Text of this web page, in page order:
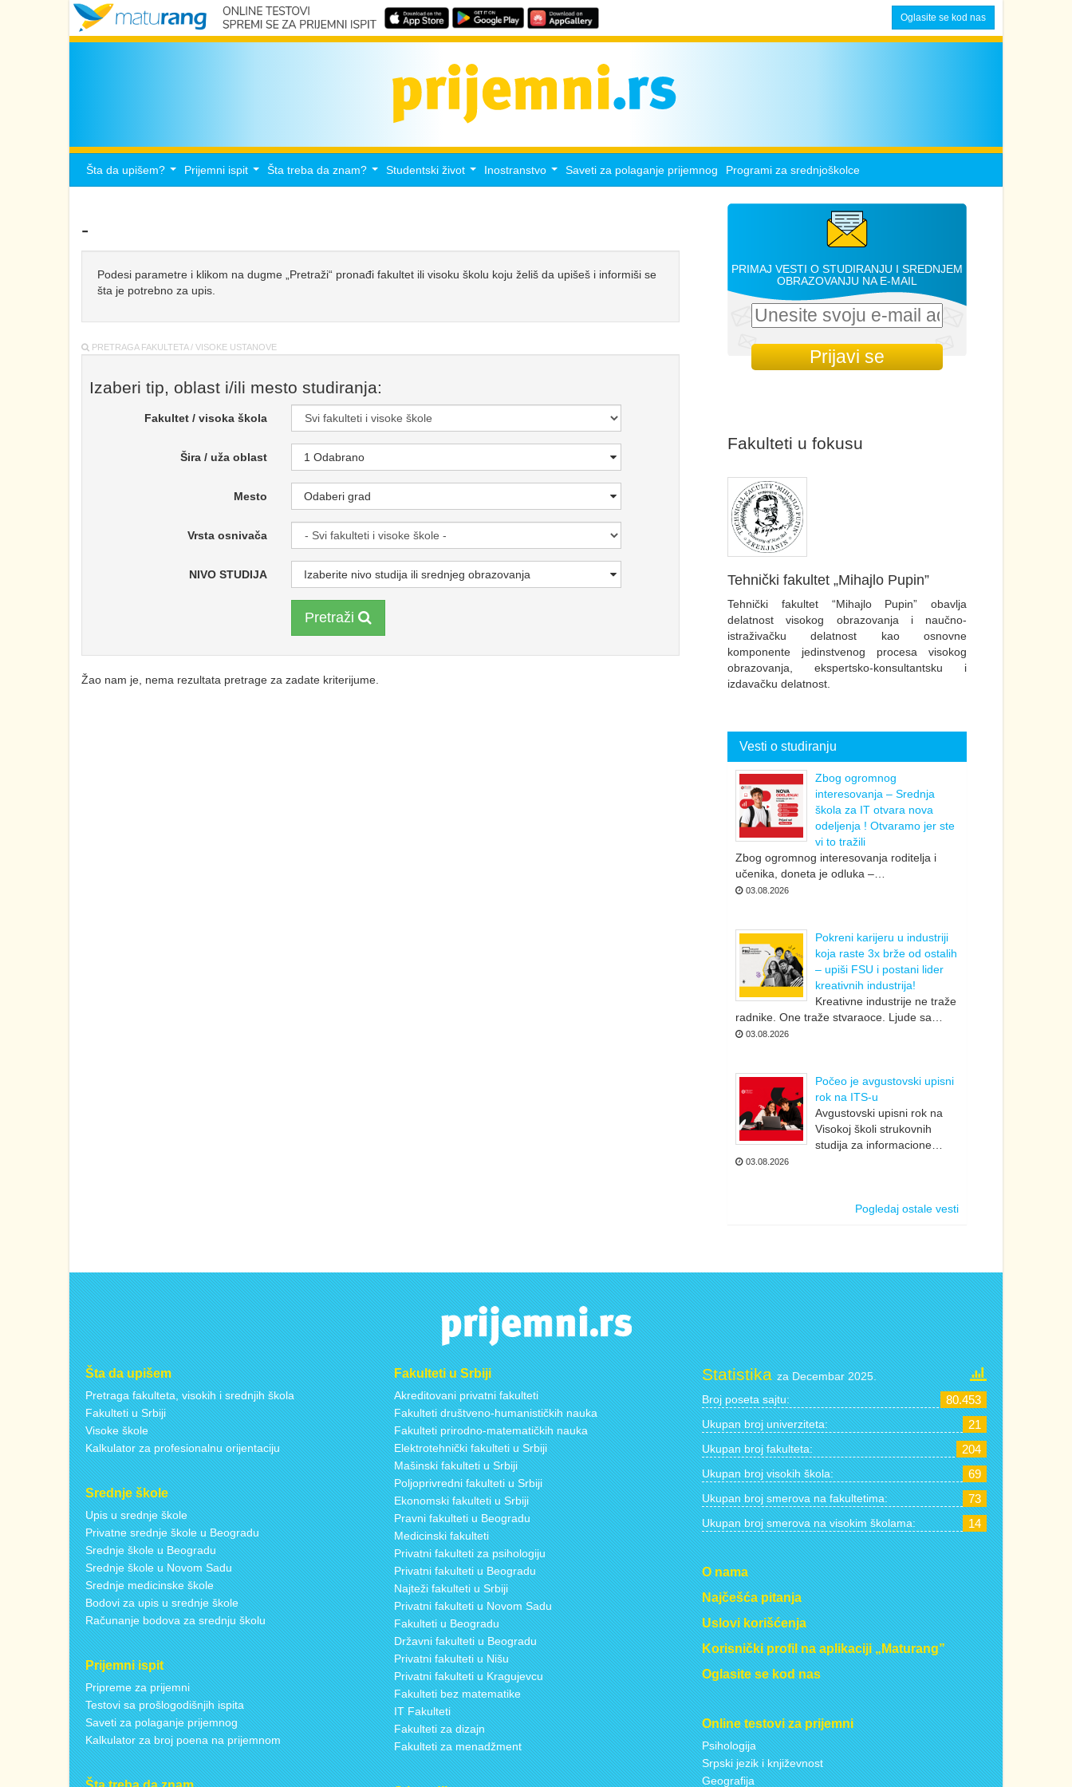
Oglasite se kod nas
Šta da upišem? Prijemni ispit Šta treba da znam? Studentski život Inostranstvo Saveti za polaganje prijemnog Programi za srednjoškolce
-
Podesi parametre i klikom na dugme „Pretraži“ pronađi fakultet ili visoku školu koju želiš da upišeš i informiši se
šta je potrebno za upis.
PRETRAGA FAKULTETA / VISOKE USTANOVE
Izaberi tip, oblast i/ili mesto studiranja:
Fakultet / visoka škola
Šira / uža oblast 1 Odabrano
Mesto Odaberi grad
Vrsta osnivača
NIVO STUDIJA Izaberite nivo studija ili srednjeg obrazovanja
Pretraži
Žao nam je, nema rezultata pretrage za zadate kriterijume.
PRIMAJ VESTI O STUDIRANJU I SREDNJEM
OBRAZOVANJU NA E-MAIL
Fakulteti u fokusu
Tehnički fakultet „Mihajlo Pupin”
Tehnički fakultet “Mihajlo Pupin” obavlja
delatnost visokog obrazovanja i naučno-
istraživačku delatnost kao osnovne
komponente jedinstvenog procesa visokog
obrazovanja, ekspertsko-konsultantsku i
izdavačku delatnost.
Vesti o studiranju
Zbog ogromnog
interesovanja – Srednja
škola za IT otvara nova
odeljenja ! Otvaramo jer ste
vi to tražili
Zbog ogromnog interesovanja roditelja i
učenika, doneta je odluka –…
03.08.2026
Pokreni karijeru u industriji
koja raste 3x brže od ostalih
– upiši FSU i postani lider
kreativnih industrija!
Kreativne industrije ne traže
radnike. One traže stvaraoce. Ljude sa…
03.08.2026
Počeo je avgustovski upisni
rok na ITS-u
Avgustovski upisni rok na
Visokoj školi strukovnih
studija za informacione…
03.08.2026
Pogledaj ostale vesti
Šta da upišem
Pretraga fakulteta, visokih i srednjih škola
Fakulteti u Srbiji
Visoke škole
Kalkulator za profesionalnu orijentaciju
Srednje škole
Upis u srednje škole
Privatne srednje škole u Beogradu
Srednje škole u Beogradu
Srednje škole u Novom Sadu
Srednje medicinske škole
Bodovi za upis u srednje škole
Računanje bodova za srednju školu
Prijemni ispit
Pripreme za prijemni
Testovi sa prošlogodišnjih ispita
Saveti za polaganje prijemnog
Kalkulator za broj poena na prijemnom
Fakulteti u Srbiji
Akreditovani privatni fakulteti
Fakulteti društveno-humanističkih nauka
Fakulteti prirodno-matematičkih nauka
Elektrotehnički fakulteti u Srbiji
Mašinski fakulteti u Srbiji
Poljoprivredni fakulteti u Srbiji
Ekonomski fakulteti u Srbiji
Pravni fakulteti u Beogradu
Medicinski fakulteti
Privatni fakulteti za psihologiju
Privatni fakulteti u Beogradu
Najteži fakulteti u Srbiji
Privatni fakulteti u Novom Sadu
Fakulteti u Beogradu
Državni fakulteti u Beogradu
Privatni fakulteti u Nišu
Privatni fakulteti u Kragujevcu
Fakulteti bez matematike
IT Fakulteti
Fakulteti za dizajn
Fakulteti za menadžment
Statistikaza Decembar 2025.
Broj poseta sajtu: 80.453
Ukupan broj univerziteta: 21
Ukupan broj fakulteta: 204
Ukupan broj visokih škola: 69
Ukupan broj smerova na fakultetima: 73
Ukupan broj smerova na visokim školama: 14
O nama
Najčešća pitanja
Uslovi korišćenja
Korisnički profil na aplikaciji „Maturang”
Oglasite se kod nas
Online testovi za prijemni
Psihologija
Srpski jezik i književnost
Geografija